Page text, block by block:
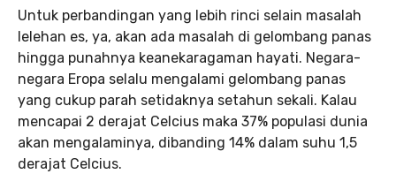
Untuk perbandingan yang lebih rinci selain masalah
lelehan es, ya, akan ada masalah di gelombang panas
hingga punahnya keanekaragaman hayati. Negara-
negara Eropa selalu mengalami gelombang panas
yang cukup parah setidaknya setahun sekali. Kalau
mencapai 2 derajat Celcius maka 37% populasi dunia
akan mengalaminya, dibanding 14% dalam suhu 1,5
derajat Celcius.